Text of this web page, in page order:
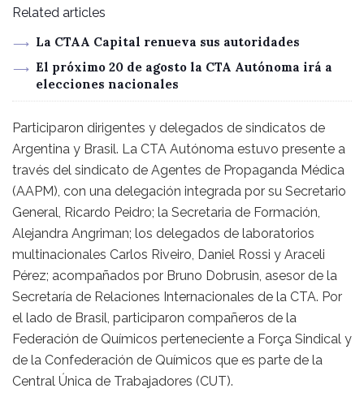
Related articles
La CTAA Capital renueva sus autoridades
El próximo 20 de agosto la CTA Autónoma irá a
elecciones nacionales
Participaron dirigentes y delegados de sindicatos de
Argentina y Brasil. La CTA Autónoma estuvo presente a
través del sindicato de Agentes de Propaganda Médica
(AAPM), con una delegación integrada por su Secretario
General, Ricardo Peidro; la Secretaria de Formación,
Alejandra Angriman; los delegados de laboratorios
multinacionales Carlos Riveiro, Daniel Rossi y Araceli
Pérez; acompañados por Bruno Dobrusin, asesor de la
Secretaría de Relaciones Internacionales de la CTA. Por
el lado de Brasil, participaron compañeros de la
Federación de Químicos perteneciente a Força Sindical y
de la Confederación de Químicos que es parte de la
Central Única de Trabajadores (CUT).